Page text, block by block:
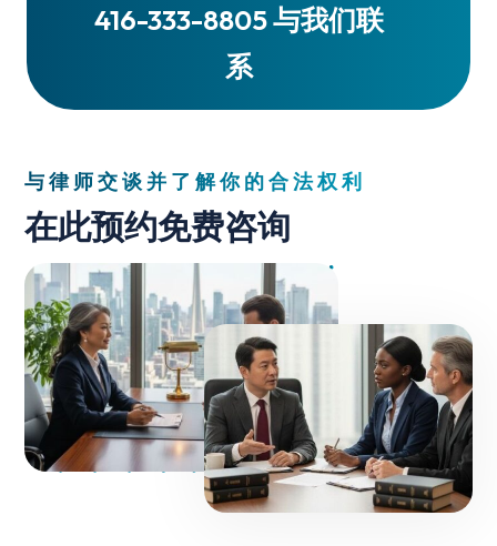
416-333-8805 与我们联
系
与律师交谈并了解你的合法权利
在此预约免费咨询